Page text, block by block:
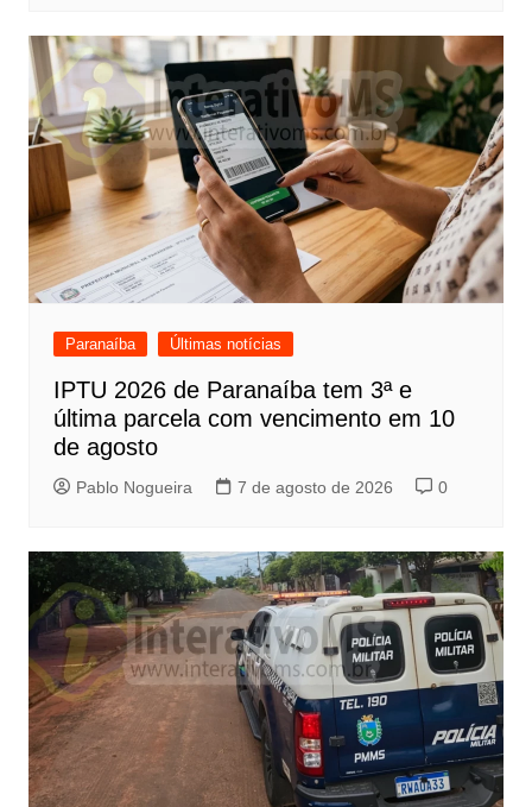
Paranaíba Últimas notícias
IPTU 2026 de Paranaíba tem 3ª e
última parcela com vencimento em 10
de agosto
Pablo Nogueira 7 de agosto de 2026 0